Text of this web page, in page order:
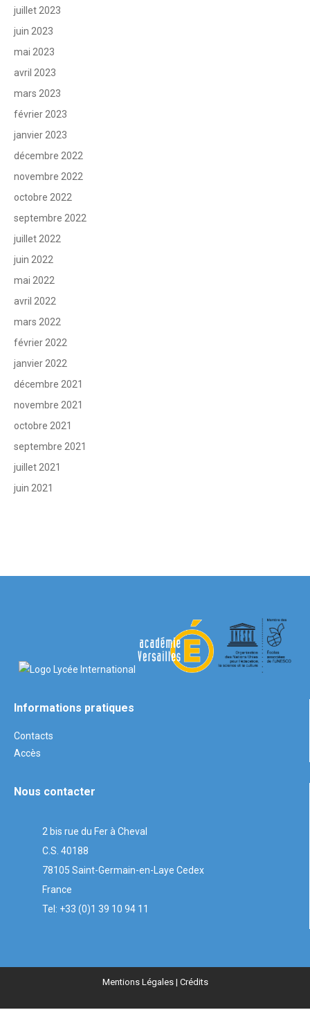
juillet 2023
juin 2023
mai 2023
avril 2023
mars 2023
février 2023
janvier 2023
décembre 2022
novembre 2022
octobre 2022
septembre 2022
juillet 2022
juin 2022
mai 2022
avril 2022
mars 2022
février 2022
janvier 2022
décembre 2021
novembre 2021
octobre 2021
septembre 2021
juillet 2021
juin 2021
Informations pratiques
Contacts
Accès
Nous contacter
2 bis rue du Fer à Cheval
C.S. 40188
78105 Saint-Germain-en-Laye Cedex
France
Tel: +33 (0)1 39 10 94 11
Mentions Légales| Crédits